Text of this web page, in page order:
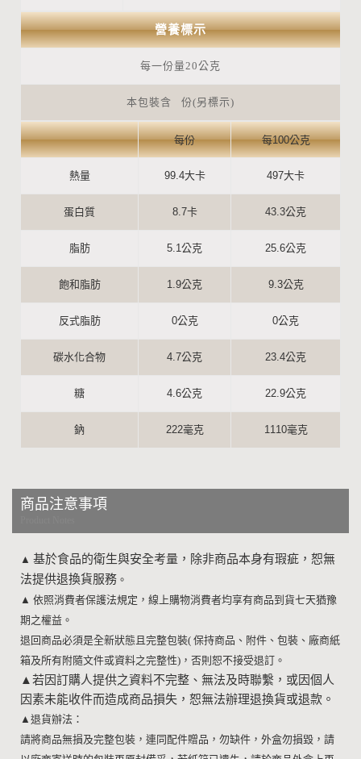
營養標示
每一份量20公克
本包裝含 份(另標示)
每份 每100公克
熱量 99.4大卡 497大卡
蛋白質 8.7卡 43.3公克
脂肪 5.1公克 25.6公克
飽和脂肪 1.9公克 9.3公克
反式脂肪 0公克 0公克
碳水化合物 4.7公克 23.4公克
糖 4.6公克 22.9公克
鈉 222毫克 1110毫克
商品注意事項
▲ 基於食品的衛生與安全考量，除非商品本身有瑕疵，恕無
法提供退換貨服務 。
▲ 依照消費者保護法規定，線上購物消費者均享有商品到貨七天猶豫
期之權益。
退回商品必須是全新狀態且完整包裝( 保持商品、附件、包裝、廠商紙
箱及所有附隨文件或資料之完整性) ，否則恕不接受退訂。
▲ 若因訂購人提供之資料不完整、無法及時聯繫，或因個人
因素未能收件而造成商品損失，恕無法辦理退換貨或退款。
▲ 退貨辦法：
請將商品無損及完整包裝，連同配件贈品，勿缺件，外盒勿損毀，請